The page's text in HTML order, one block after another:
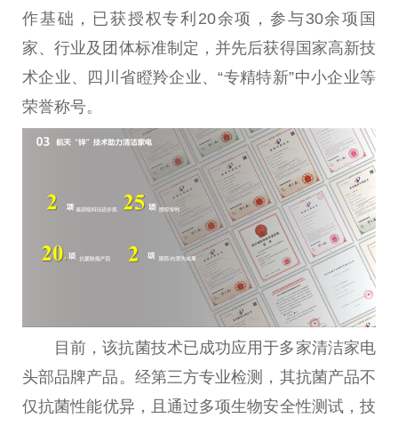
作基础，已获授权专利20余项，参与30余项 国
家、行业及团体标准制定，并先后获得国家高新技
术企业、四川省瞪羚企业、“专精特新”中小企业等
荣誉称号。
目前，该抗菌技术已成功应用于多家清洁家电
头部品牌产品。经第三方专业检测，其抗菌产品不
仅抗菌性能优异，且通过多项生物安全性测试，技